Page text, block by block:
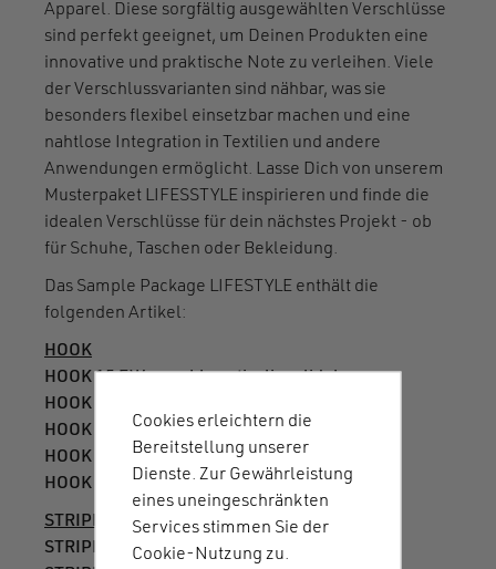
Apparel. Diese sorgfältig ausgewählten Verschlüsse
sind perfekt geeignet, um Deinen Produkten eine
innovative und praktische Note zu verleihen. Viele
der Verschlussvarianten sind nähbar, was sie
besonders flexibel einsetzbar machen und eine
nahtlose Integration in Textilien und andere
Anwendungen ermöglicht. Lasse Dich von unserem
Musterpaket LIFESSTYLE inspirieren und finde die
idealen Verschlüsse für dein nächstes Projekt - ob
für Schuhe, Taschen oder Bekleidung.
Das Sample Package LIFESTYLE enthält die
folgenden Artikel:
HOOK
HOOK 15 FW sewable anti-slip-glidebar
HOOK 20 flat adjuster
HOOK 20 tanka sewable X3
HOOK 20 helmet buckle
HOOK 25 plastic transparent
STRIPE
STRIPE FW DR20
Cookies erleichtern die
Bereitstellung unserer
Dienste. Zur Gewährleistung
eines uneingeschränkten
Services stimmen Sie der
Cookie-Nutzung zu.